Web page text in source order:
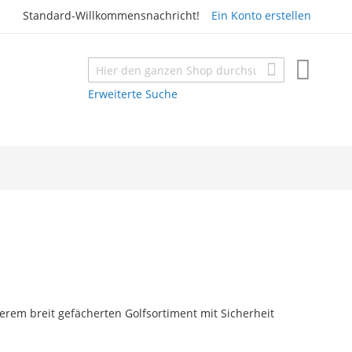
Standard-Willkommensnachricht! Ein Konto erstellen
Suche
Erweiterte Suche
Suche
breit gefächerten Golfsortiment mit Sicherheit